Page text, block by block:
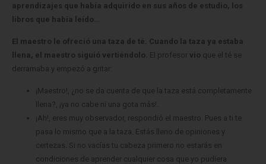
aprendizajes que había adquirido en sus años de estudio, los
libros que había leído…
El maestro le ofreció una taza de té. Cuando la taza ya estaba
llena, el maestro siguió vertiéndolo. El profesor vio que el té se
derramaba y empezó a gritar:
¡Maestro!, ¿no se da cuenta de que la taza está completamente
llena?, ¡ya no cabe ni una gota más!.
¡Ah!, eres muy observador, respondió el maestro. Pues a ti te
pasa lo mismo que a la taza. Estás lleno de opiniones y
certezas. Si no vacías tu cabeza primero no estarás en
condiciones de aprender cualquier cosa que yo pudiera